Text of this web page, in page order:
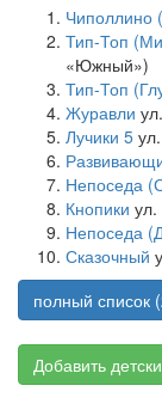
Чиполлино
Тип-Топ
«Южный»)
Тип-Топ
Журавли
Лучики 5
Непоседа
Кнопики
Непоседа
Сказочный
полный список
Добавить